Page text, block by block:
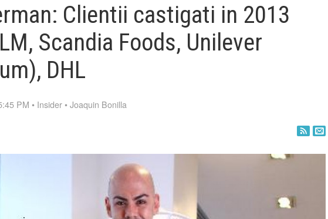
Clientii castigati in 2013
Scandia Foods, Unilever
DHL
PM • Insider •Joaquin Bonilla